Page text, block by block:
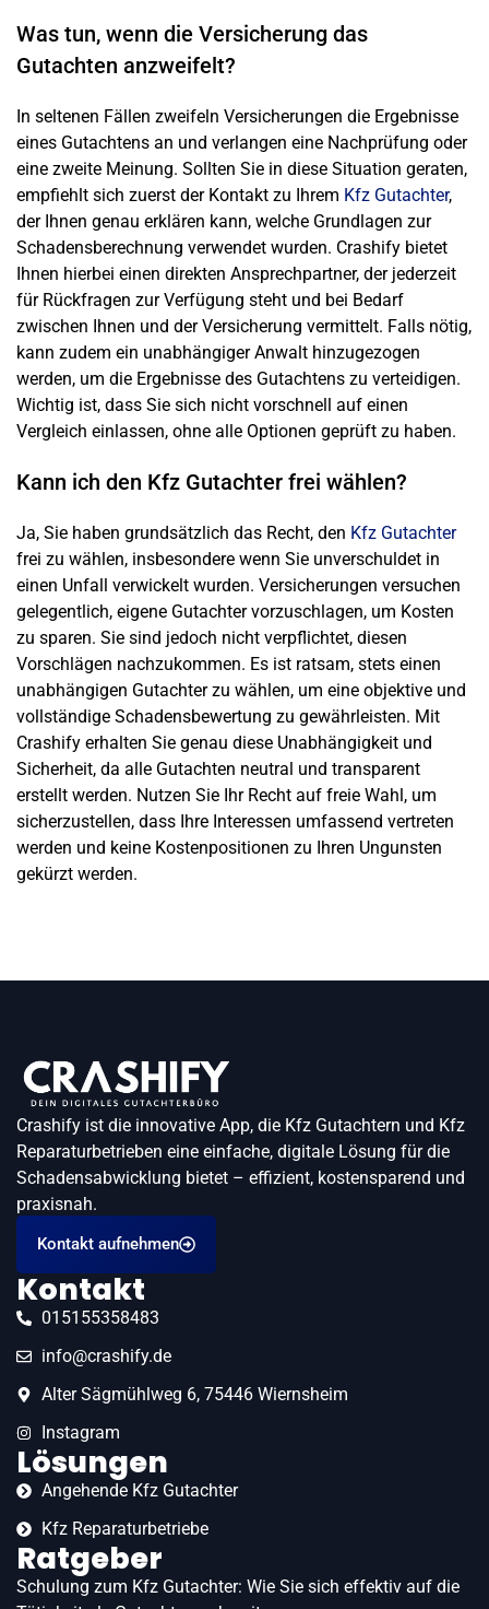
Was tun, wenn die Versicherung das
Gutachten anzweifelt?
In seltenen Fällen zweifeln Versicherungen die Ergebnisse
eines Gutachtens an und verlangen eine Nachprüfung oder
eine zweite Meinung. Sollten Sie in diese Situation geraten,
empfiehlt sich zuerst der Kontakt zu Ihrem Kfz Gutachter,
der Ihnen genau erklären kann, welche Grundlagen zur
Schadensberechnung verwendet wurden. Crashify bietet
Ihnen hierbei einen direkten Ansprechpartner, der jederzeit
für Rückfragen zur Verfügung steht und bei Bedarf
zwischen Ihnen und der Versicherung vermittelt. Falls nötig,
kann zudem ein unabhängiger Anwalt hinzugezogen
werden, um die Ergebnisse des Gutachtens zu verteidigen.
Wichtig ist, dass Sie sich nicht vorschnell auf einen
Vergleich einlassen, ohne alle Optionen geprüft zu haben.
Kann ich den Kfz Gutachter frei wählen?
Ja, Sie haben grundsätzlich das Recht, den Kfz Gutachter
frei zu wählen, insbesondere wenn Sie unverschuldet in
einen Unfall verwickelt wurden. Versicherungen versuchen
gelegentlich, eigene Gutachter vorzuschlagen, um Kosten
zu sparen. Sie sind jedoch nicht verpflichtet, diesen
Vorschlägen nachzukommen. Es ist ratsam, stets einen
unabhängigen Gutachter zu wählen, um eine objektive und
vollständige Schadensbewertung zu gewährleisten. Mit
Crashify erhalten Sie genau diese Unabhängigkeit und
Sicherheit, da alle Gutachten neutral und transparent
erstellt werden. Nutzen Sie Ihr Recht auf freie Wahl, um
sicherzustellen, dass Ihre Interessen umfassend vertreten
werden und keine Kostenpositionen zu Ihren Ungunsten
gekürzt werden.
Crashify ist die innovative App, die Kfz Gutachtern und Kfz
Reparaturbetrieben eine einfache, digitale Lösung für die
Schadensabwicklung bietet – effizient, kostensparend und
praxisnah.
Kontakt aufnehmen
Kontakt
015155358483
info@crashify.de
Alter Sägmühlweg 6, 75446 Wiernsheim
Instagram
Lösungen
Angehende Kfz Gutachter
Kfz Reparaturbetriebe
Ratgeber
Schulung zum Kfz Gutachter: Wie Sie sich effektiv auf die